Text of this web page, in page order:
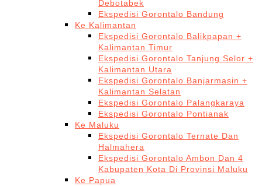
Debotabek
Ekspedisi Gorontalo Bandung
Ke Kalimantan
Ekspedisi Gorontalo Balikpapan +
Kalimantan Timur
Ekspedisi Gorontalo Tanjung Selor +
Kalimantan Utara
Ekspedisi Gorontalo Banjarmasin +
Kalimantan Selatan
Ekspedisi Gorontalo Palangkaraya
Ekspedisi Gorontalo Pontianak
Ke Maluku
Ekspedisi Gorontalo Ternate Dan
Halmahera
Ekspedisi Gorontalo Ambon Dan 4
Kabupaten Kota Di Provinsi Maluku
Ke Papua